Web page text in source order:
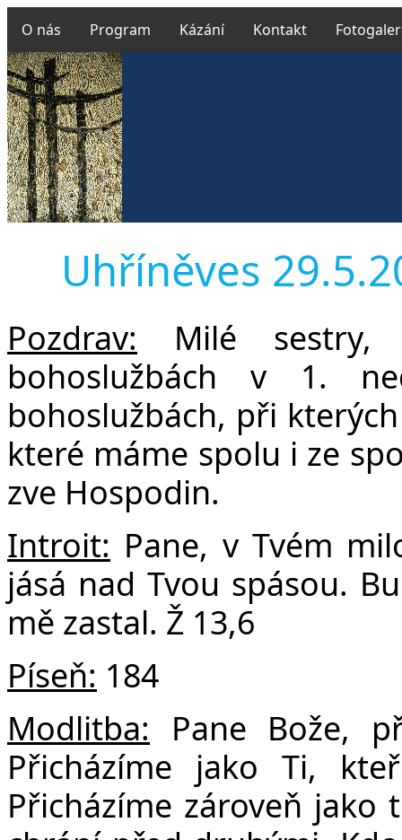
O nás Program Kázání Kontakt
Uhříněves
Pozdrav: Milé
bohoslužbách v 1.
bohoslužbách, při
které máme spolu i ze
zve Hospodin.
Introit: Pane, v Tvém
jásá nad Tvou spásou.
mě zastal. Ž 13,6
Píseň: 184
Modlitba: Pane Bože,
Přicházíme jako Ti,
Přicházíme zároveň